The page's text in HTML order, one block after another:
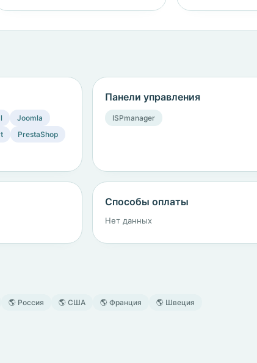
Joomla
PrestaShop
Панели управления
ISPmanager
Способы оплаты
Нет данных
🌎 Россия 🌎 США 🌎 Франция 🌎 Швеция